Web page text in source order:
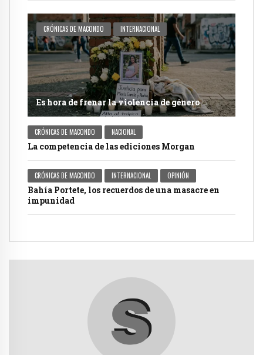
CRÓNICAS DE MACONDO INTERNACIONAL
Es hora de frenar la violencia de género
CRÓNICAS DE MACONDO NACIONAL
La competencia de las ediciones Morgan
CRÓNICAS DE MACONDO INTERNACIONAL OPINIÓN
Bahía Portete, los recuerdos de una masacre en
impunidad